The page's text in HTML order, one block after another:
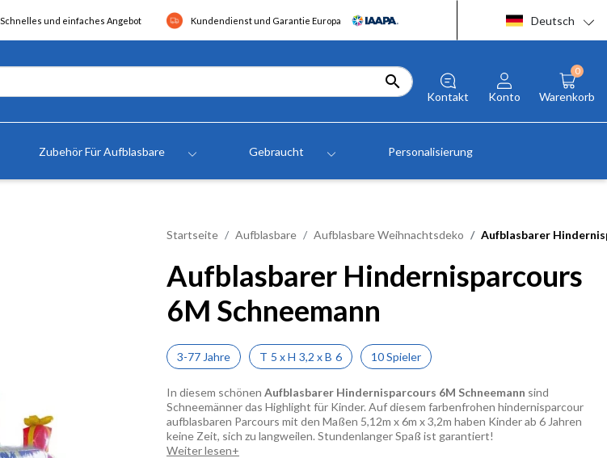
Schnelles und einfaches Angebot Kundendienst und Garantie Europa Deutsch

Kontakt Konto
0
Warenkorb
Zubehör Für Aufblasbare Gebraucht Personalisierung
Startseite Aufblasbare Aufblasbare Weihnachtsdeko Aufblasbarer
Aufblasbarer Hindernisparcours
6M Schneemann
3-77 Jahre T 5 xH 3,2 xB 6 10 Spieler
In diesem schönen Aufblasbarer Hindernisparcours 6M Schneemann sind
Schneemänner das Highlight für Kinder. Auf diesem farbenfrohen hindernisparcour
aufblasbaren Parcours mit den Maßen 5,12m x 6m x 3,2m haben Kinder ab 6 Jahren
keine Zeit, sich zu langweilen. Stundenlanger Spaß ist garantiert!
Weiter lesen